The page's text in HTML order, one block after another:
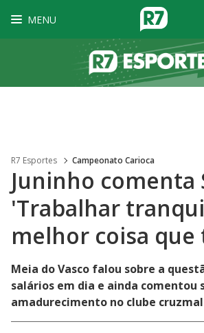
MENU
R7 Esportes Campeonato Carioca
Juninho comenta
'Trabalhar
melhor coisa que
Meia do Vasco falou sobre a
salários em dia e ainda comentou
amadurecimento no clube